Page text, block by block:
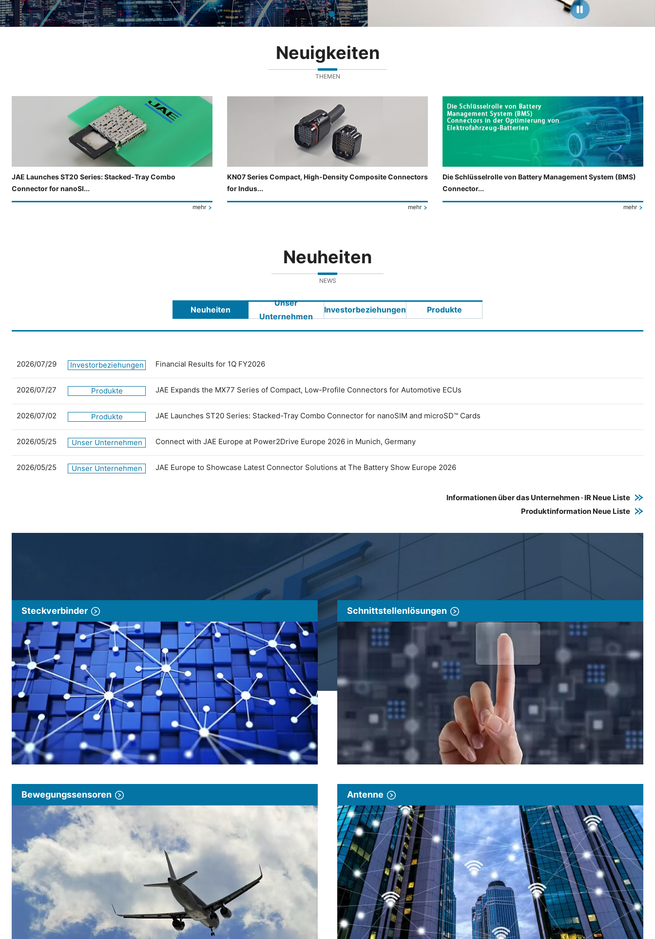
Neuigkeiten
THEMEN
JAE Launches ST20 Series: Stacked-Tray Combo
Connector for nanoSI...
mehr
KN07 Series Compact, High-Density Composite Connectors
for Indus...
mehr
Die Schlüsselrolle von Battery Management System (BMS)
Connector...
mehr
Neuheiten
NEWS
Neuheiten
Unser
Unternehmen
Investorbeziehungen Produkte
2026/07/29 Investorbeziehungen Financial Results for 1Q FY2026
2026/07/27 Produkte JAE Expands the MX77 Series of Compact, Low-Profile Connectors for Automotive ECUs
2026/07/02 Produkte JAE Launches ST20 Series: Stacked-Tray Combo Connector for nanoSIM and microSD™ Cards
2026/05/25 Unser Unternehmen Connect with JAE Europe at Power2Drive Europe 2026 in Munich, Germany
2026/05/25 Unser Unternehmen JAE Europe to Showcase Latest Connector Solutions at The Battery Show Europe 2026
Informationen über das Unternehmen · IR Neue Liste
Produktinformation Neue Liste
Steckverbinder Schnittstellenlösungen
Bewegungssensoren Antenne